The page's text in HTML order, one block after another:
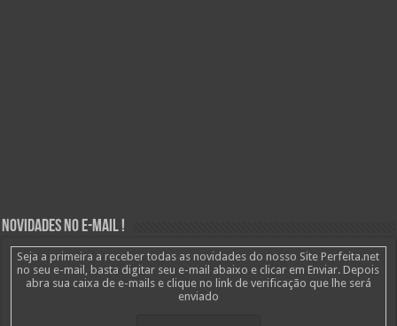
Novidades no E-mail !
Seja a primeira a receber todas as novidades do nosso Site Perfeita.net
no seu e-mail, basta digitar seu e-mail abaixo e clicar em Enviar. Depois
abra sua caixa de e-mails e clique no link de verificação que lhe será
enviado